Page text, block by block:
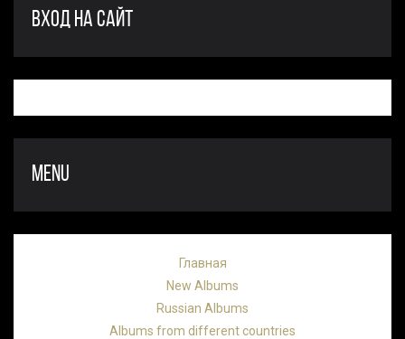
ВХОД НА САЙТ
MENU
Главная
New Albums
Russian Albums
Albums from different countries